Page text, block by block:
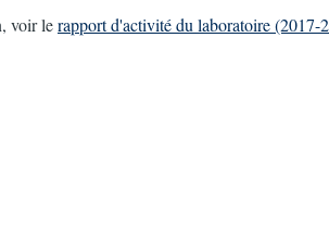
voir lerapport d'activité du laboratoire (2017-